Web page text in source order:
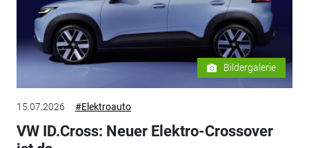
Bildergalerie
15.07.2026 #Elektroauto
VW ID.Cross: Neuer Elektro-Crossover